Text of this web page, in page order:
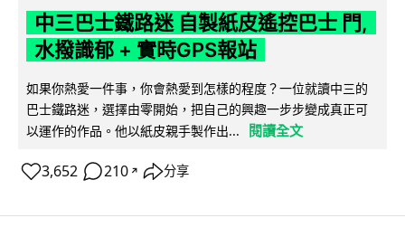
中三巴士鐵路迷 自製紙皮遙控巴士 門,
水撥識郁 + 實時GPS報站
如果你熱愛一件事，你會熱愛到怎樣的程度？一位就讀中三的
巴士鐵路迷，選擇由零開始，把自己的興趣一步步變成真正可
以運作的作品。他以紙皮親手製作出...
閱讀全文
3,652 210 ↗ 分享